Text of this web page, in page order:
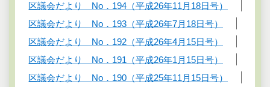
区議会だより No．194（平成26年11月18日号）
区議会だより No．193（平成26年7月18日号）
区議会だより No．192（平成26年4月15日号）
区議会だより No．191（平成26年1月15日号）
区議会だより No．190（平成25年11月15日号）